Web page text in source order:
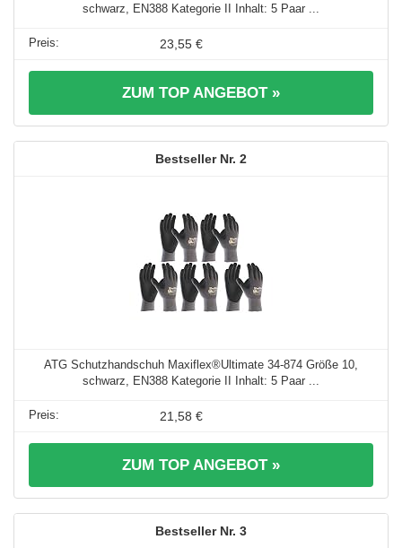
schwarz, EN388 Kategorie II Inhalt: 5 Paar ...
23,55 €
ZUM TOP ANGEBOT »
2
ATG Schutzhandschuh Maxiflex®Ultimate 34-874 Größe 10,
schwarz, EN388 Kategorie II Inhalt: 5 Paar ...
21,58 €
ZUM TOP ANGEBOT »
3